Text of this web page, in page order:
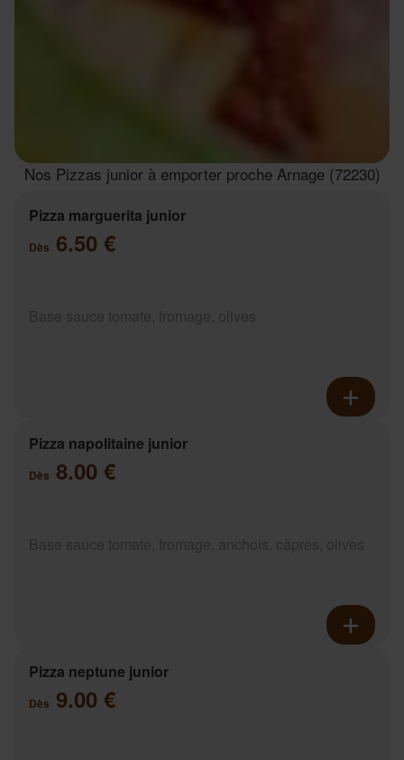
Nos Pizzas junior à emporter proche Arnage (72230)
Pizza marguerita junior
Dès 6.50 €
Pizza napolitaine junior
Dès 8.00 €
Pizza neptune junior
Dès 9.00 €